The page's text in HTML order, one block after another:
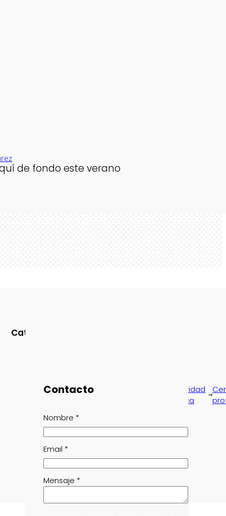
Categorías
Seguridad
Seguridad
pública
de fondo este verano
Contacto
Nombre *
Email *
Mensaje *